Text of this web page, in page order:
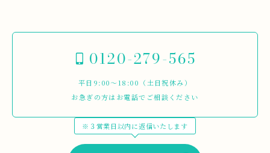
0120-279-565
平日9:00～18:00（土日祝休み）
お急ぎの方はお電話でご相談ください
※３営業日以内に返信いたします